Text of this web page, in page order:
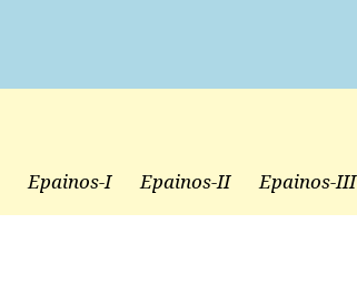
Epainos-I Epainos-II Epainos-III